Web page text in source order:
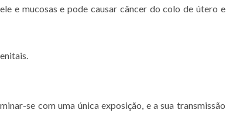
e mucosas e pode causar câncer do colo de útero e
se com uma única exposição, e a sua transmissão